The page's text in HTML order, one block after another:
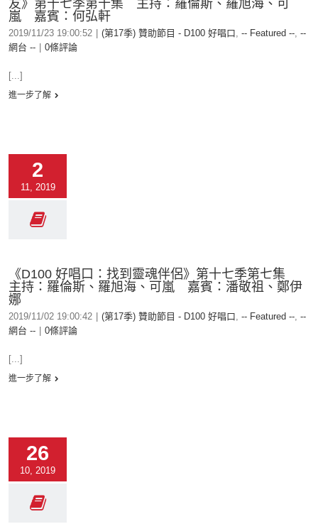
友》第十七季第十集 主持：羅倫斯、羅旭海、可
嵐 嘉賓：何弘軒
2019/11/23 19:00:52 (第17季) 贊助節目 - D100 好唱口, -- Featured --, --
網台 --
0條評論
[...]
進一步了解
2
11, 2019
《D100 好唱口：找到靈魂伴侶》第十七季第七集
主持：羅倫斯、羅旭海、可嵐 嘉賓：潘敬祖、鄭伊
娜
2019/11/02 19:00:42 (第17季) 贊助節目 - D100 好唱口, -- Featured --, --
網台 --
0條評論
[...]
進一步了解
26
10, 2019